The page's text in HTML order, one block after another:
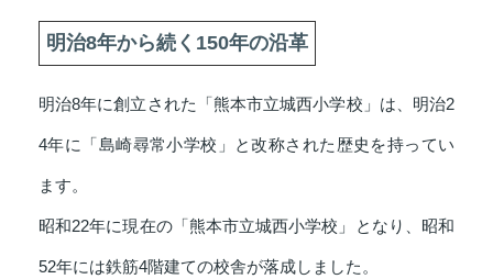
明治8年から続く150年の沿革
明治8年に創立された「熊本市立城西小学校」は、明治2
4年に「島崎尋常小学校」と改称された歴史を持ってい
ます。
昭和22年に現在の「熊本市立城西小学校」となり、昭和
52年には鉄筋4階建ての校舎が落成しました。